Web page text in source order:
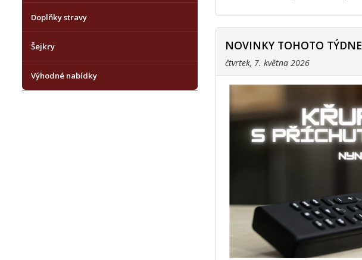
Doplňky stravy
Šejkry
Výhodné nabídky
NOVINKY TOHOTO TÝDNE
čtvrtek, 7. května 2026